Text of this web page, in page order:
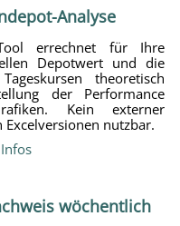
Analyse
errechnet für Ihre
Depotwert und die
theoretisch
der Performance
Kein externer
nutzbar.
wöchentlich